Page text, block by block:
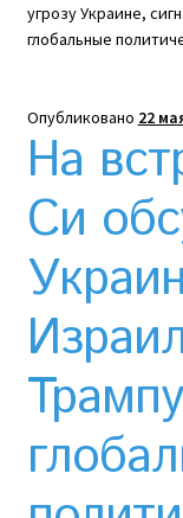
Компания
Корзина
Мой аккаунт
Необычный союз
Отзывы про
Оформление
Политика
угрозу Украине,
глобальные
Опубликовано 22
На
Си